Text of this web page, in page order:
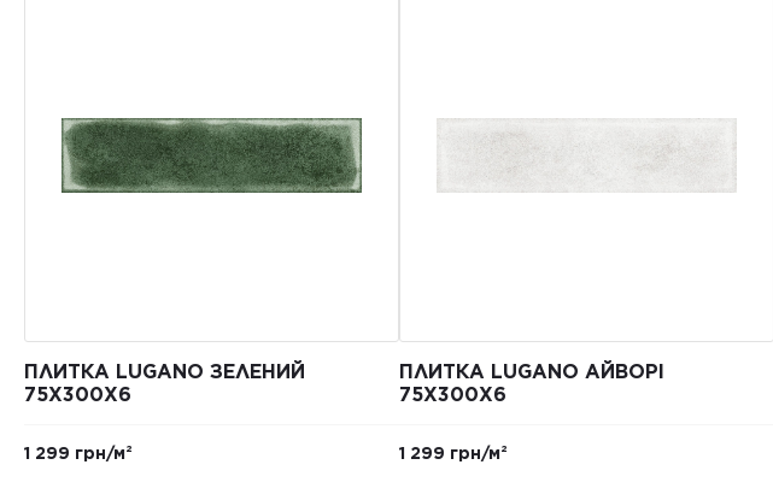
ПЛИТКА LUGANO ЗЕЛЕНИЙ
75X300X6
1 299 грн/м²
ПЛИТКА LUGANO АЙВОРІ
75X300X6
1 299 грн/м²